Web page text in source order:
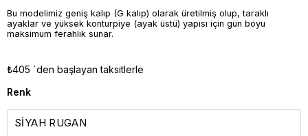
Bu modelimiz geniş kalıp (G kalıp) olarak üretilmiş olup, taraklı
ayaklar ve yüksek konturpiye (ayak üstü) yapısı için gün boyu
maksimum ferahlık sunar.
₺405 `den başlayan taksitlerle
Renk